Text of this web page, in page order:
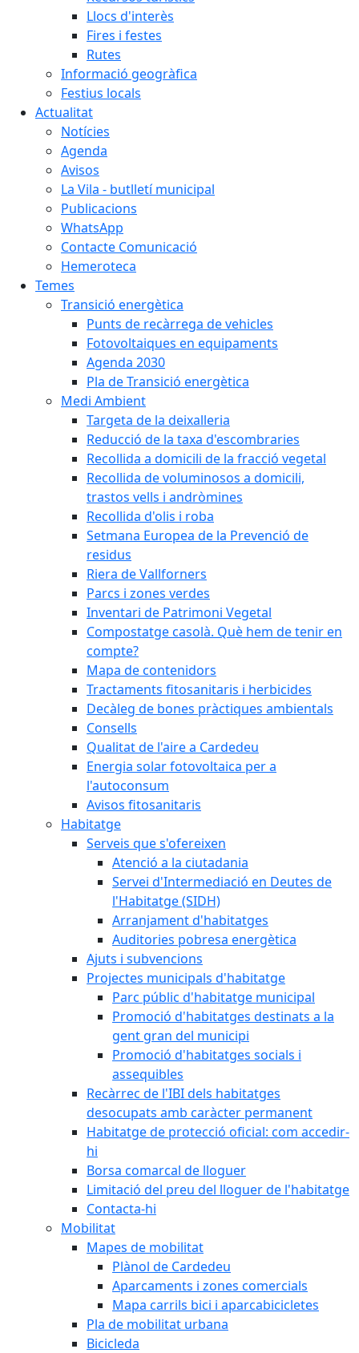
Llocs d'interès
Fires i festes
Rutes
Informació geogràfica
Festius locals
Actualitat
Notícies
Agenda
Avisos
La Vila - butlletí municipal
Publicacions
WhatsApp
Contacte Comunicació
Hemeroteca
Temes
Transició energètica
Punts de recàrrega de vehicles
Fotovoltaiques en equipaments
Agenda 2030
Pla de Transició energètica
Medi Ambient
Targeta de la deixalleria
Reducció de la taxa d'escombraries
Recollida a domicili de la fracció vegetal
Recollida de voluminosos a domicili,
trastos vells i andròmines
Recollida d'olis i roba
Setmana Europea de la Prevenció de
residus
Riera de Vallforners
Parcs i zones verdes
Inventari de Patrimoni Vegetal
Compostatge casolà. Què hem de tenir en
compte?
Mapa de contenidors
Tractaments fitosanitaris i herbicides
Decàleg de bones pràctiques ambientals
Consells
Qualitat de l'aire a Cardedeu
Energia solar fotovoltaica per a
l'autoconsum
Avisos fitosanitaris
Habitatge
Serveis que s'ofereixen
Atenció a la ciutadania
Servei d'Intermediació en Deutes de
l'Habitatge (SIDH)
Arranjament d'habitatges
Auditories pobresa energètica
Ajuts i subvencions
Projectes municipals d'habitatge
Parc públic d'habitatge municipal
Promoció d'habitatges destinats a la
gent gran del municipi
Promoció d'habitatges socials i
assequibles
Recàrrec de l'IBI dels habitatges
desocupats amb caràcter permanent
Habitatge de protecció oficial: com accedir-
hi
Borsa comarcal de lloguer
Limitació del preu del lloguer de l'habitatge
Contacta-hi
Mobilitat
Mapes de mobilitat
Plànol de Cardedeu
Aparcaments i zones comercials
Mapa carrils bici i aparcabicicletes
Pla de mobilitat urbana
Bicicleda